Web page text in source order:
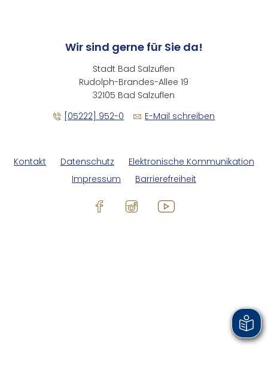
Wir sind gerne für Sie da!
Stadt Bad Salzuflen
Rudolph-Brandes-Allee 19
32105 Bad Salzuflen
[05222] 952-0
E-Mail schreiben
Kontakt Datenschutz
Elektronische Kommunikation
Impressum
Barrierefreiheit